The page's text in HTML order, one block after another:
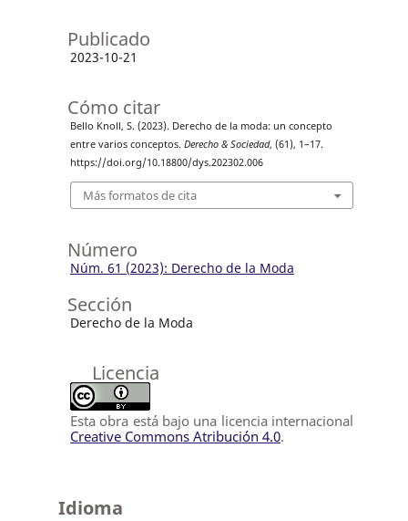
Publicado
2023-10-21
Cómo citar
Bello Knoll, S. (2023). Derecho de la moda: un concepto
entre varios conceptos. Derecho & Sociedad, (61), 1–17.
https://doi.org/10.18800/dys.202302.006
Más formatos de cita
Número
Núm. 61 (2023): Derecho de la Moda
Sección
Derecho de la Moda
Licencia
Esta obra está bajo una licencia internacional
Creative Commons Atribución 4.0.
Idioma